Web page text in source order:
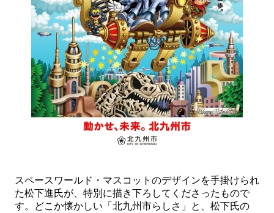
スペースワールド・マスコットのデザインを手掛けられ
た松下進氏が、特別に描き下ろしてくださったもので
す。どこか懐かしい「北九州市らしさ」と、松下氏の